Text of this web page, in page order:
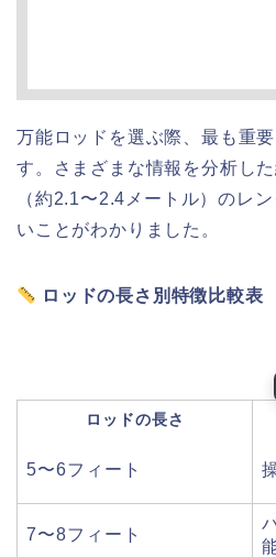
万能ロッドを選ぶ際、最も重
す。さまざまな情報を分析し
（約2.1〜2.4メートル）のレ
いことがわかりました。
ロッドの長さ別特徴比較表
ロッドの長さ
5〜6フィート
7〜8フィート